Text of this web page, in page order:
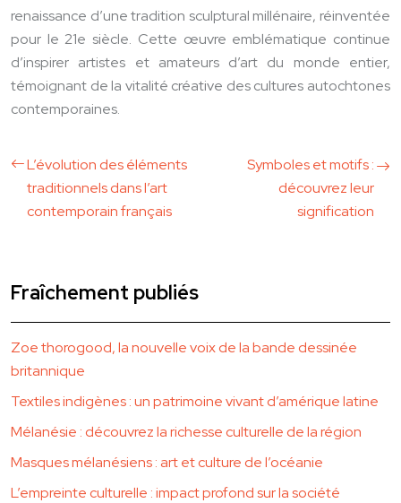
renaissance d’une tradition sculptural millénaire, réinventée
pour le 21e siècle. Cette œuvre emblématique continue
d’inspirer artistes et amateurs d’art du monde entier,
témoignant de la vitalité créative des cultures autochtones
contemporaines.
L’évolution des éléments
traditionnels dans l’art
contemporain français
Symboles et motifs :
découvrez leur
signification
Fraîchement publiés
Zoe thorogood, la nouvelle voix de la bande dessinée
britannique
Textiles indigènes : un patrimoine vivant d’amérique latine
Mélanésie : découvrez la richesse culturelle de la région
Masques mélanésiens : art et culture de l’océanie
L’empreinte culturelle : impact profond sur la société